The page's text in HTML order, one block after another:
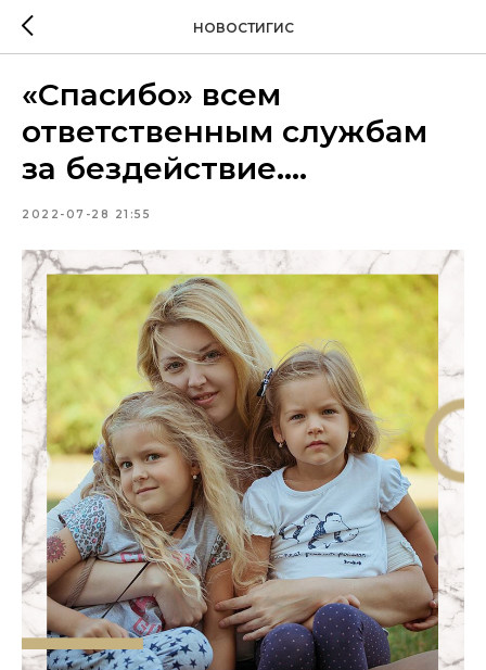
НОВОСТИГИС
«Спасибо» всем
ответственным службам
за бездействие….
2022-07-28 21:55